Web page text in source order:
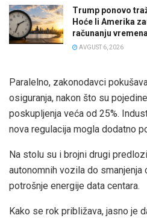
Trump ponovo
Hoće li Amerika
računanju
AVGUST 6, 2026
Paralelno, zakonodavci
osiguranja, nakon što su
poskupljenja veća od 25%.
nova regulacija mogla dodatno
Na stolu su i brojni drugi
autonomnih vozila do smanjenja
potrošnje energije data centara.
Kako se rok približava, jasno je